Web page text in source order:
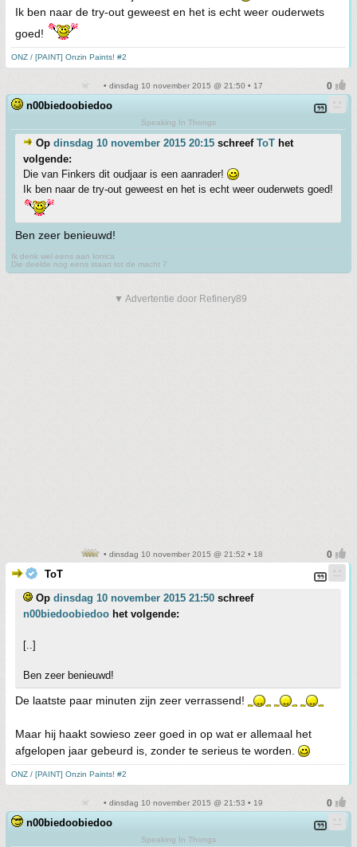
Ik ben naar de try-out geweest en het is echt weer ouderwets
goed!
ONZ / [PAINT] Onzin Paints! #2
• dinsdag 10 november 2015 @ 21:50 • 17
n00biedoobiedoo
Speaking In Thongs
Op dinsdag 10 november 2015 20:15 schreef ToT het
volgende:
Die van Finkers dit oudjaar is een aanrader!
Ik ben naar de try-out geweest en het is echt weer ouderwets goed!
Ben zeer benieuwd!
Ik denk wel eens aan Ionica
Die deelde nog eens staart tot de macht 7
▼ Advertentie door Refinery89
• dinsdag 10 november 2015 @ 21:52 • 18
ToT
Op dinsdag 10 november 2015 21:50 schreef
n00biedoobiedoo het volgende:
[..]
Ben zeer benieuwd!
De laatste paar minuten zijn zeer verrassend!
Maar hij haakt sowieso zeer goed in op wat er allemaal het
afgelopen jaar gebeurd is, zonder te serieus te worden.
ONZ / [PAINT] Onzin Paints! #2
• dinsdag 10 november 2015 @ 21:53 • 19
n00biedoobiedoo
Speaking In Thongs